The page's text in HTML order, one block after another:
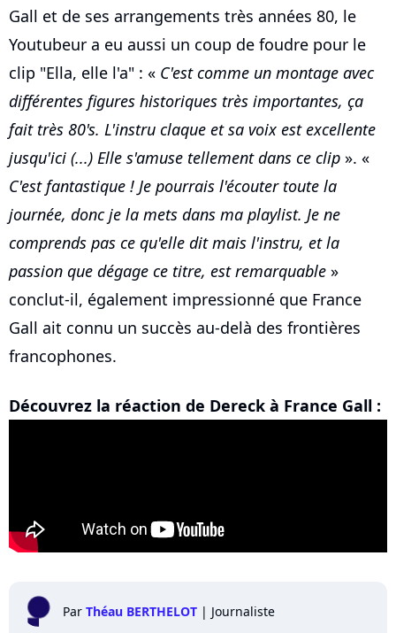
Gall et de ses arrangements très années 80, le
Youtubeur a eu aussi un coup de foudre pour le
clip "Ella, elle l'a" : « C'est comme un montage avec
différentes figures historiques très importantes, ça
fait très 80's. L'instru claque et sa voix est excellente
jusqu'ici (...) Elle s'amuse tellement dans ce clip ». «
C'est fantastique ! Je pourrais l'écouter toute la
journée, donc je la mets dans ma playlist. Je ne
comprends pas ce qu'elle dit mais l'instru, et la
passion que dégage ce titre, est remarquable »
conclut-il, également impressionné que France
Gall ait connu un succès au-delà des frontières
francophones.
Découvrez la réaction de Dereck à France Gall :
Par Théau BERTHELOT | Journaliste